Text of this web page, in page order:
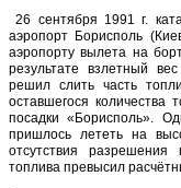
26 сентября 1991 г.
аэропорт Борисполь
аэропорту вылета на
результате взлетный
решил слить часть
оставшегося количества
посадки «Борисполь».
пришлось лететь на
отсутствия
топлива превысил